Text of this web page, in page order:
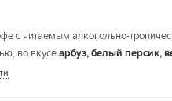
с читаемым алкогольно-
во вкусеарбуз, белый персик,